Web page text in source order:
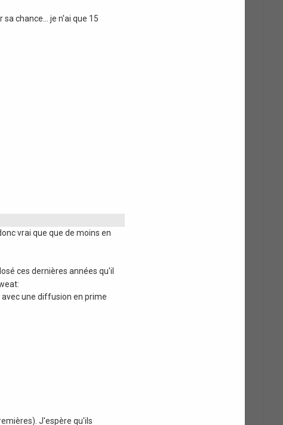
chance... je n'ai que 15
vrai que que de moins en
ces dernières années qu'il
une diffusion en prime
J'espère qu'ils